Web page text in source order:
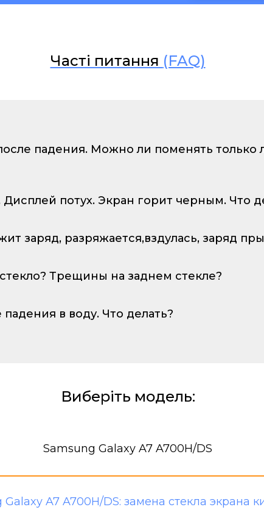
Часті питання (FAQ)
падения. Можно ли поменять только
Дисплей потух. Экран горит черным. Что
заряд, разряжается,вздулась, заряд
Трещины на заднем стекле?
падения в воду. Что делать?
Виберіть модель:
Samsung Galaxy A7 A700H/DS